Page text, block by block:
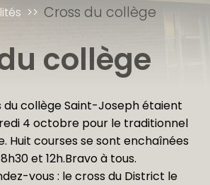
Cross du collège
collège
du collège Saint-Joseph étaient
4 octobre pour le traditionnel
Huit courses se sont enchaînées
et 12h.Bravo à tous.
vous : le cross du District le